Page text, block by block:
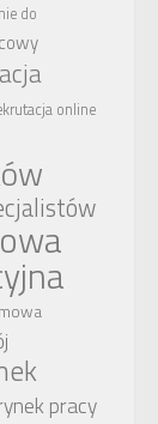
do
online
pracy